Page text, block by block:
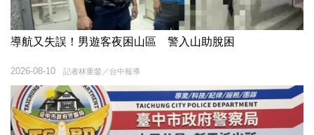
導航又失誤！男遊客夜困山區 警入山助脫困
記者林重鎣／台中報導
2026-08-10